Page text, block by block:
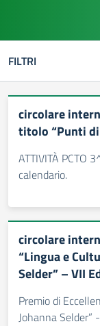
FILTRI
circolare
titolo “Punti di
ATTIVITÀ PCTO
calendario.
circolare
“Lingua e
Selder” – VII
Premio di
Johanna Selder”